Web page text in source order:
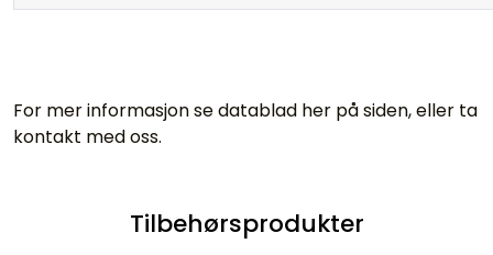
For mer informasjon se datablad her på siden, eller ta
kontakt med oss.
Tilbehørsprodukter